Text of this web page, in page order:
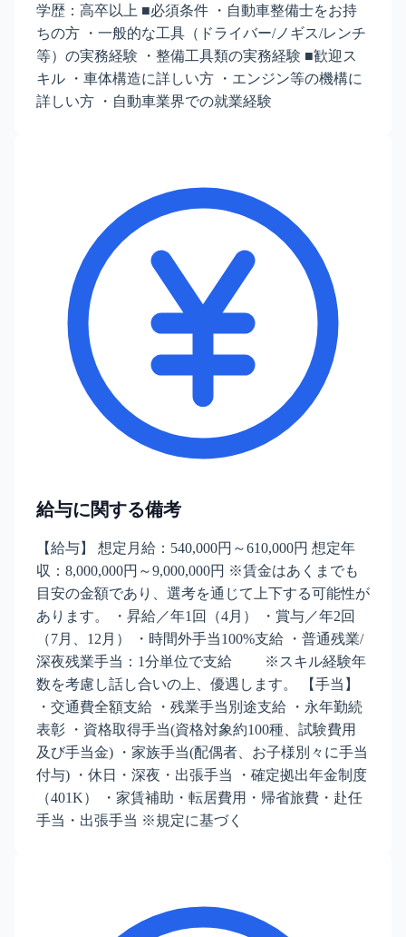
学歴：高卒以上 ■必須条件 ・自動車整備士をお持
ちの方 ・一般的な工具（ドライバー/ノギス/レンチ
等）の実務経験 ・整備工具類の実務経験 ■歓迎ス
キル ・車体構造に詳しい方 ・エンジン等の機構に
詳しい方 ・自動車業界での就業経験
給与に関する備考
【給与】 想定月給：540,000円～610,000円 想定年
収：8,000,000円～9,000,000円 ※賃金はあくまでも
目安の金額であり、選考を通じて上下する可能性が
あります。 ・昇給／年1回（4月） ・賞与／年2回
（7月、12月） ・時間外手当100%支給 ・普通残業/
深夜残業手当：1分単位で支給 ※スキル経験年
数を考慮し話し合いの上、優遇します。 【手当】
・交通費全額支給 ・残業手当別途支給 ・永年勤続
表彰 ・資格取得手当(資格対象約100種、試験費用
及び手当金) ・家族手当(配偶者、お子様別々に手当
付与) ・休日・深夜・出張手当 ・確定拠出年金制度
（401K） ・家賃補助・転居費用・帰省旅費・赴任
手当・出張手当 ※規定に基づく